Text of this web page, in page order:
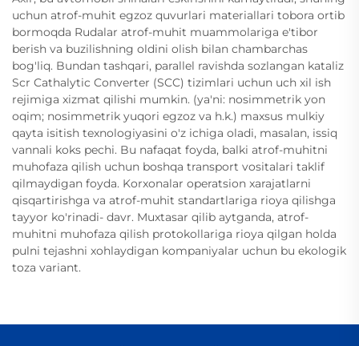
uchun atrof-muhit egzoz quvurlari materiallari tobora ortib
bormoqda Rudalar atrof-muhit muammolariga e'tibor
berish va buzilishning oldini olish bilan chambarchas
bog'liq. Bundan tashqari, parallel ravishda sozlangan kataliz
Scr Cathalytic Converter (SCC) tizimlari uchun uch xil ish
rejimiga xizmat qilishi mumkin. (ya'ni: nosimmetrik yon
oqim; nosimmetrik yuqori egzoz va h.k.) maxsus mulkiy
qayta isitish texnologiyasini o'z ichiga oladi, masalan, issiq
vannali koks pechi. Bu nafaqat foyda, balki atrof-muhitni
muhofaza qilish uchun boshqa transport vositalari taklif
qilmaydigan foyda. Korxonalar operatsion xarajatlarni
qisqartirishga va atrof-muhit standartlariga rioya qilishga
tayyor ko'rinadi- davr. Muxtasar qilib aytganda, atrof-
muhitni muhofaza qilish protokollariga rioya qilgan holda
pulni tejashni xohlaydigan kompaniyalar uchun bu ekologik
toza variant.